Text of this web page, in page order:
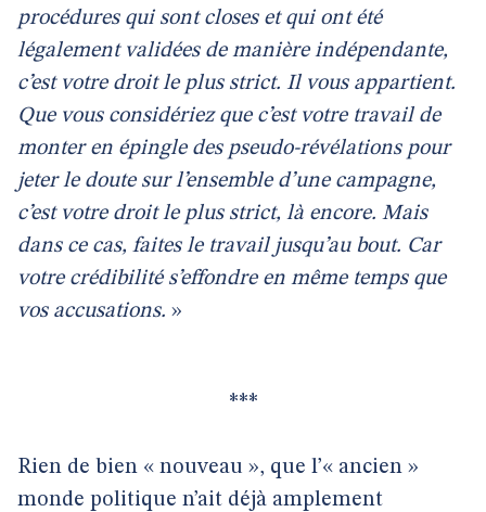
procédures qui sont closes et qui ont été
légalement validées de manière indépendante,
c’est votre droit le plus strict. Il vous appartient.
Que vous considériez que c’est votre travail de
monter en épingle des pseudo-révélations pour
jeter le doute sur l’ensemble d’une campagne,
c’est votre droit le plus strict, là encore. Mais
dans ce cas, faites le travail jusqu’au bout. Car
votre crédibilité s’effondre en même temps que
vos accusations. »
***
Rien de bien « nouveau », que l’« ancien »
monde politique n’ait déjà amplement